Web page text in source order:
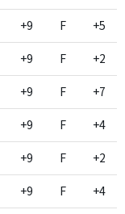
+9 F +5
+9 F +2
+9 F +7
+9 F +4
+9 F +2
+9 F +4